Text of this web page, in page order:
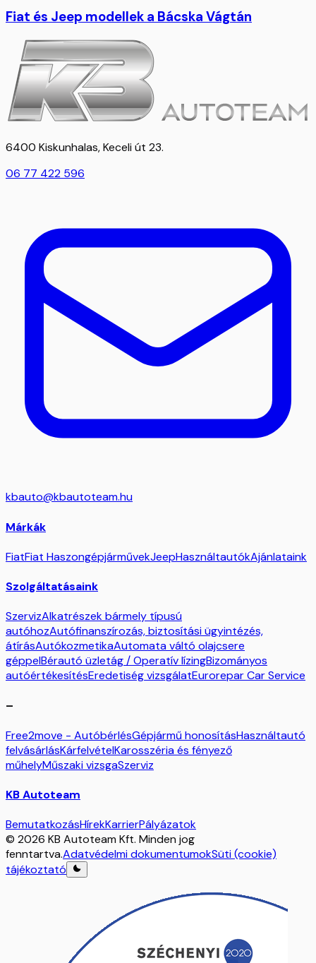
Fiat és Jeep modellek a Bácska Vágtán
6400 Kiskunhalas, Keceli út 23.
06 77 422 596
kbauto@kbautoteam.hu
Márkák
FiatFiat HaszongépjárművekJeepHasználtautókAjánlataink
Szolgáltatásaink
SzervizAlkatrészek bármely típusú
autóhozAutófinanszírozás, biztosítási ügyintézés,
átírásAutókozmetikaAutomata váltó olajcsere
géppelBérautó üzletág / Operatív lízingBizományos
autóértékesítésEredetiség vizsgálatEurorepar Car Service
–
Free2move - AutóbérlésGépjármű honosításHasználtautó
felvásárlásKárfelvételKarosszéria és fényező
műhelyMűszaki vizsgaSzerviz
KB Autoteam
BemutatkozásHírekKarrierPályázatok
© 2026 KB Autoteam Kft. Minden jog
fenntartva.Adatvédelmi dokumentumokSüti (cookie)
tájékoztató